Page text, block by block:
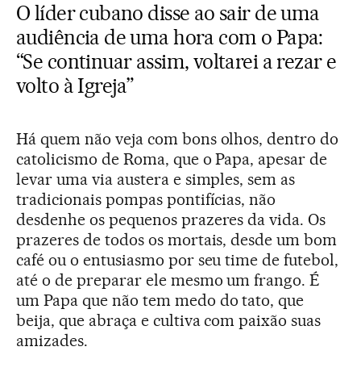
O líder cubano disse ao sair de uma
audiência de uma hora com o Papa:
“Se continuar assim, voltarei a rezar e
volto à Igreja”
Há quem não veja com bons olhos, dentro do
catolicismo de Roma, que o Papa, apesar de
levar uma via austera e simples, sem as
tradicionais pompas pontifícias, não
desdenhe os pequenos prazeres da vida. Os
prazeres de todos os mortais, desde um bom
café ou o entusiasmo por seu time de futebol,
até o de preparar ele mesmo um frango. É
um Papa que não tem medo do tato, que
beija, que abraça e cultiva com paixão suas
amizades.